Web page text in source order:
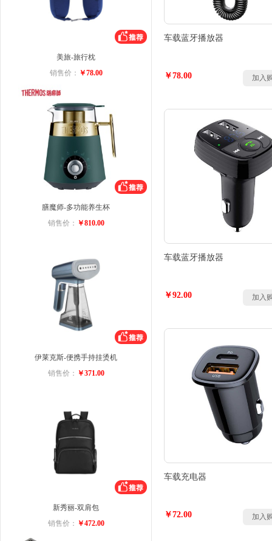
美旅-旅行枕
销售价： ￥78.00
膳魔师-多功能养生杯
销售价： ￥810.00
伊莱克斯-便携手持挂烫机
销售价： ￥371.00
新秀丽-双肩包
销售价： ￥472.00
车载蓝牙播放器
￥78.00 加入
车载蓝牙播放器
￥92.00 加入
车载充电器
￥72.00 加入